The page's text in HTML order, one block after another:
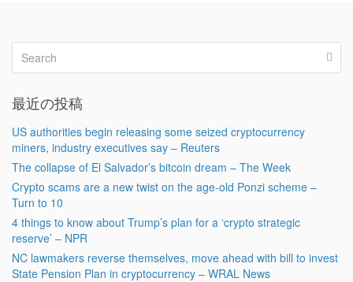
最近の投稿
US authorities begin releasing some seized cryptocurrency
miners, industry executives say – Reuters
The collapse of El Salvador’s bitcoin dream – The Week
Crypto scams are a new twist on the age-old Ponzi scheme –
Turn to 10
4 things to know about Trump’s plan for a ‘crypto strategic
reserve’ – NPR
NC lawmakers reverse themselves, move ahead with bill to invest
State Pension Plan in cryptocurrency – WRAL News